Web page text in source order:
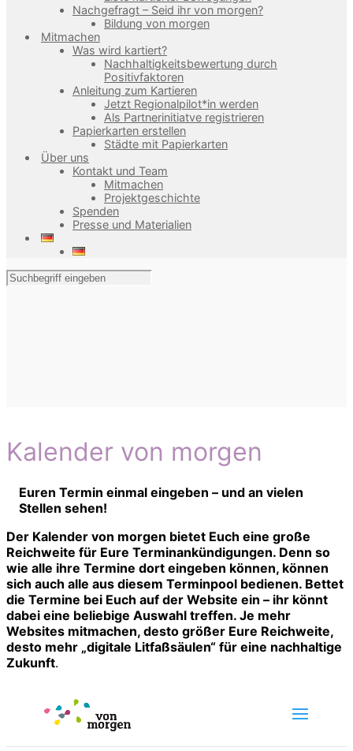
Nachgefragt – Seid ihr von morgen?
Bildung von morgen
Mitmachen
Was wird kartiert?
Nachhaltigkeitsbewertung durch
Positivfaktoren
Anleitung zum Kartieren
Jetzt Regionalpilot*in werden
Als Partnerinitiatve registrieren
Papierkarten erstellen
Städte mit Papierkarten
Über uns
Kontakt und Team
Mitmachen
Projektgeschichte
Spenden
Presse und Materialien
Kalender von morgen
Euren Termin einmal eingeben – und an vielen
Stellen sehen!
Der Kalender von morgen bietet Euch eine große
Reichweite für Eure Terminankündigungen. Denn so
wie alle ihre Termine dort eingeben können, können
sich auch alle aus diesem Terminpool bedienen. Bettet
die Termine bei Euch auf der Website ein – ihr könnt
dabei eine beliebige Auswahl treffen. Je mehr
Websites mitmachen, desto größer Eure Reichweite,
desto mehr „digitale Litfaßsäulen“ für eine nachhaltige
Zukunft.